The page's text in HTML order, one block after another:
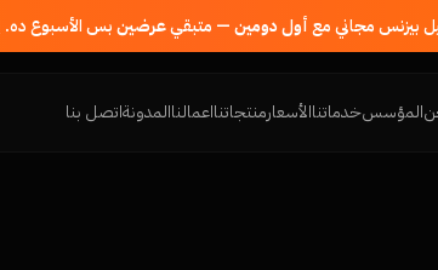
بيزنس مجاني معأول دومين— متبقيعرضينبس الأسبوع ده.
المؤسسخدماتناالأسعارمنتجاتنااعمالناالمدونةاتصل بنا